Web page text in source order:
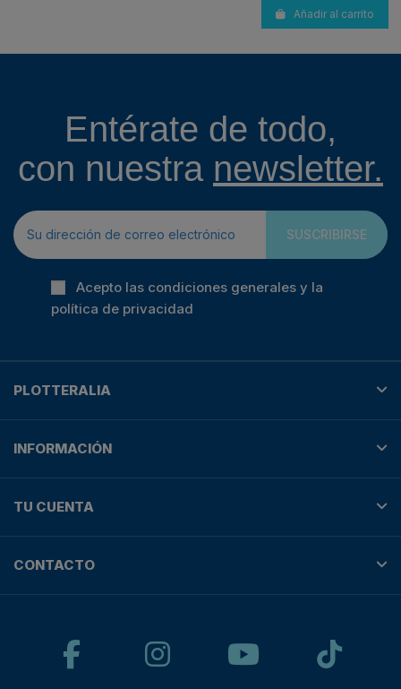
Añadir al carrito
Entérate de todo,
con nuestra newsletter.
SUSCRIBIRSE
Acepto las condiciones generales y la
política de privacidad
PLOTTERALIA
INFORMACIÓN
TU CUENTA
CONTACTO